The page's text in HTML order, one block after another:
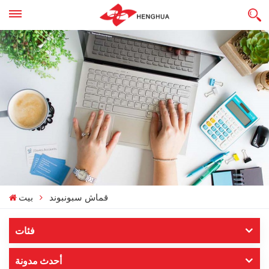
بيت قماش سبونبوند
فئات
أحدث مدونة